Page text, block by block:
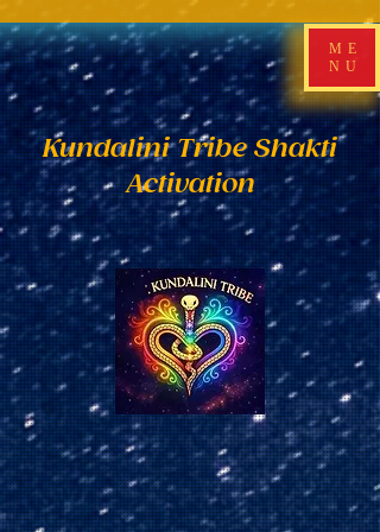
Kundalini Tribe Shakti
Activation
ME
NU